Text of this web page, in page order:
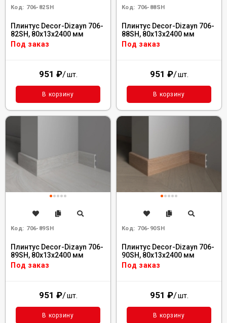
Код: 706-82SH
Плинтус Decor-Dizayn 706-
82SH, 80x13x2400 мм
Под заказ
951 ₽/шт.
В корзину
Код: 706-88SH
Плинтус Decor-Dizayn 706-
88SH, 80x13x2400 мм
Под заказ
951 ₽/шт.
В корзину
Код: 706-89SH
Плинтус Decor-Dizayn 706-
89SH, 80x13x2400 мм
Под заказ
951 ₽/шт.
В корзину
Код: 706-90SH
Плинтус Decor-Dizayn 706-
90SH, 80x13x2400 мм
Под заказ
951 ₽/шт.
В корзину